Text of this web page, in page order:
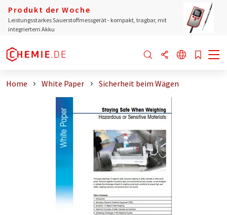
Produkt der Woche
Leistungsstarkes Sauerstoffmessgerät - kompakt, tragbar, mit
integriertem Akku
Home White Paper Sicherheit beim Wägen